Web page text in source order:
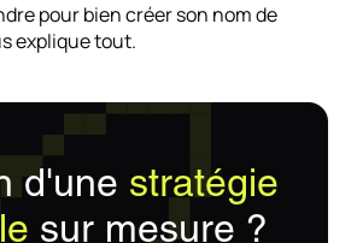
pour bien créer son nom de
explique tout.
d'une stratégie
sur mesure ?